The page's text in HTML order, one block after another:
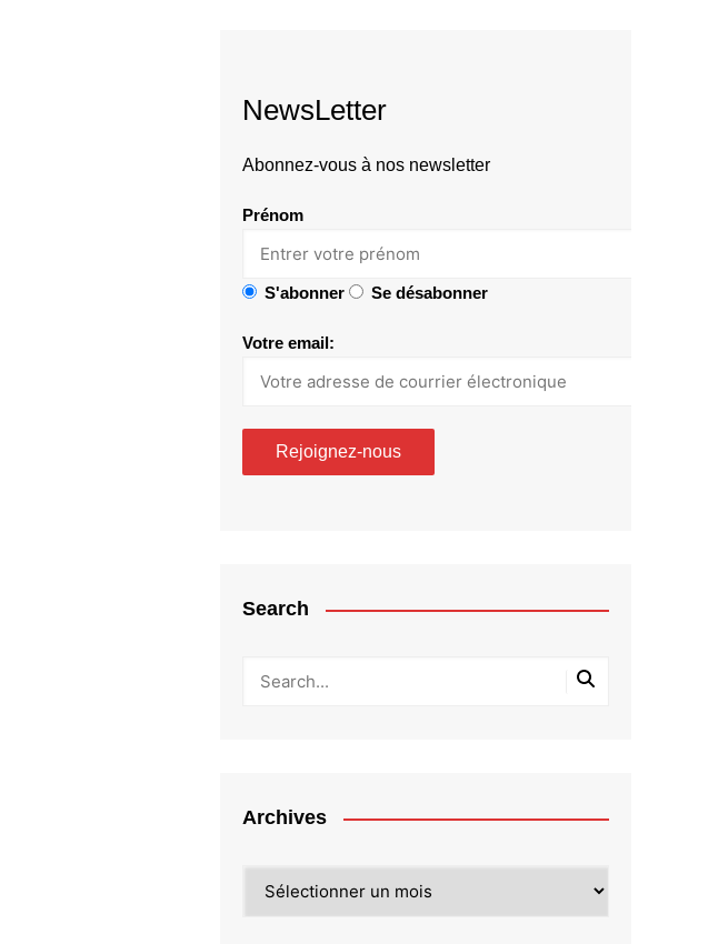
NewsLetter
Abonnez-vous à nos newsletter
Prénom
S'abonner Se désabonner
Votre email:
Search
Archives